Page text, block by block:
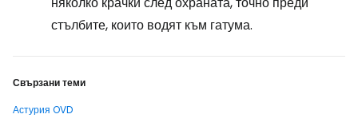
стълбите, които водят към гатума.
Свързани теми
Астурия OVD